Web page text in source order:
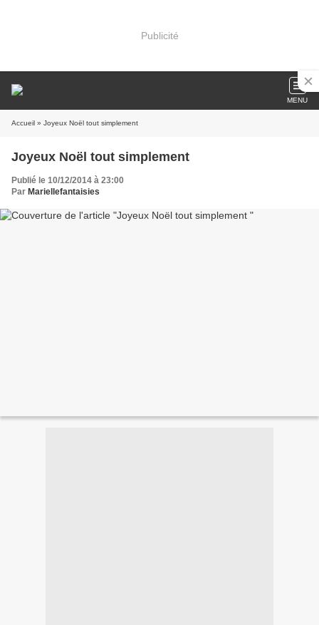
Publicité
MENU
Accueil » Joyeux Noël tout simplement
Joyeux Noël tout simplement
Publié le 10/12/2014 à 23:00
Par Mariellefantaisies